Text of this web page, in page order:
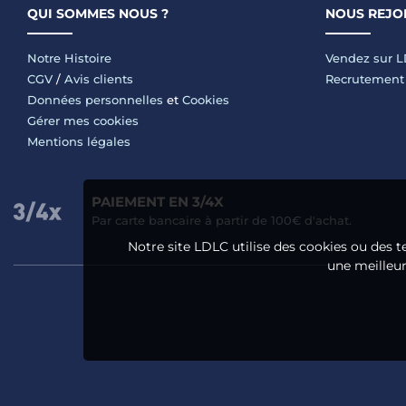
QUI SOMMES NOUS ?
Notre Histoire
CGV / Avis clients
Données personnelles et Cookies
Gérer mes cookies
Mentions légales
NOUS
Vendez sur
Recrutement
PAIEMENT EN 3/4X
Par carte bancaire à partir de 100€ d'achat.
Notre site LDLC utilise des cookies ou des
une